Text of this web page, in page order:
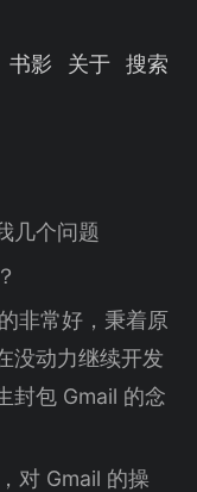
书影 关于 搜索
几个问题
非常好，秉着原
没动力继续开发
封包 Gmail 的念
对 Gmail 的操